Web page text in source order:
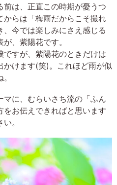
前は、正直この時期が憂うつ
からは「梅雨だからこそ撮れ
今では楽しみにさえ感じる
、紫陽花です。
すが、紫陽花のときだけは
けます(笑)。これほど雨が似
に、むらいさち流の「ふん
お伝えできればと思います
。